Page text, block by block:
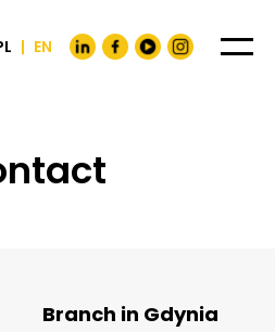
| EN
Branch in Gdynia